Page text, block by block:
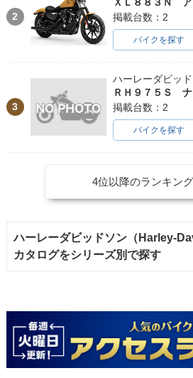
2
掲載台数：2
バイクを探す
3
ハーレーダビッ
ＲＨ９７５Ｓ ナ
掲載台数：2
バイクを探す
4位以降のランキン
ハーレーダビッドソン（Harley-
カタログをシリーズ別で探す